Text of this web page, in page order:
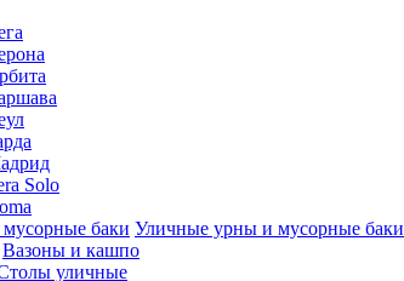
Solo
Уличные урны и мусорные баки
Вазоны и кашпо
уличные